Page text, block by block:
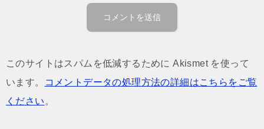
このサイトはスパムを低減するために Akismet を使って
います。
コメントデータの処理方法の詳細はこちらをご覧
ください 。